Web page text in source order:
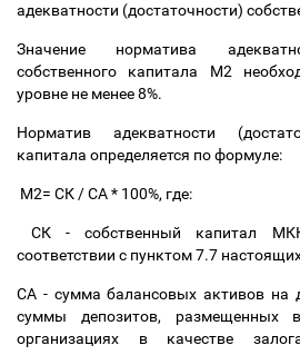
адекватности (достаточности)
Значение норматива
собственного капитала М2
уровне не менее 8%.
Норматив адекватности
капитала определяется по формуле:
М2= СК / СА * 100%, где:
СК - собственный капитал
соответствии с пунктом 7.7
СА - сумма балансовых активов на
суммы депозитов, размещенных в
организациях в качестве